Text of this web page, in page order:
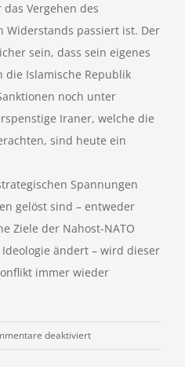
Vergehen des
Widerstands passiert ist. Der
sein, dass sein eigenes
die Islamische Republik
noch unter
Iraner, welche die
sind heute ein
Spannungen
gelöst sind – entweder
Ziele der Nahost-NATO
ändert – wird dieser
immer wieder
deaktiviertfür